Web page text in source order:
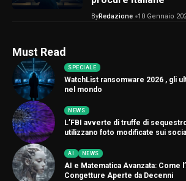
ByRedazione 10 Gennaio
Must Read
SPECIALE
WatchList ransomware 2026 , gli
nel mondo
NEWS
L’FBI avverte di truffe di
utilizzano foto modificate sui
AI NEWS
AI e Matematica Avanzata: Come
Congetture Aperte da Decenni